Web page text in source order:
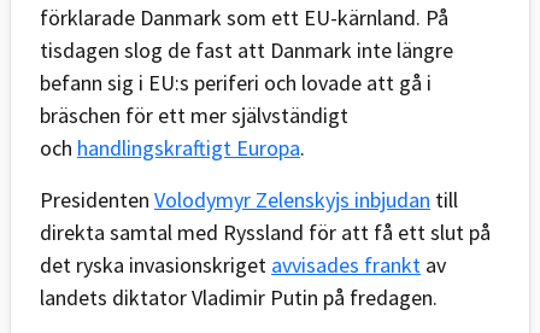
förklarade Danmark som ett EU-kärnland. På
tisdagen slog de fast att Danmark inte längre
befann sig i EU:s periferi och lovade att gå i
bräschen för ett mer självständigt
och handlingskraftigt Europa.
Presidenten Volodymyr Zelenskyjs inbjudan till
direkta samtal med Ryssland för att få ett slut på
det ryska invasionskriget avvisades frankt av
landets diktator Vladimir Putin på fredagen.